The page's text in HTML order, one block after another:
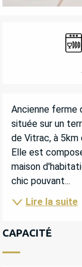
Ancienne ferme
située sur un
de Vitrac, à 5km
Elle est
maison
chic pouvant...
Lire la suite
CAPACITÉ